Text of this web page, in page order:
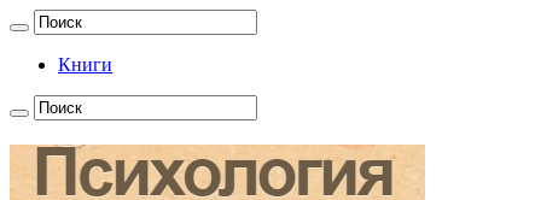
Книги